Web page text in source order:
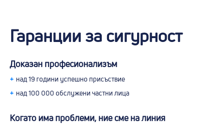
Гаранции за сигурност
Доказан професионализъм
+ над 19 години успешно присъствие
+ над 100 000 обслужени частни лица
Когато има проблеми, ние сме на линия